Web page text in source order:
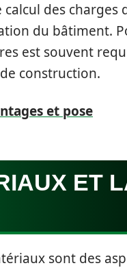
des
du bâtiment.
est souvent
construction.
et pose
ET
sont des